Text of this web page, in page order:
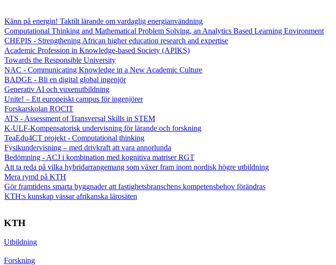
Känn på energin! Taktilt lärande om vardaglig energianvändning
Computational Thinking and Mathematical Problem Solving, an Analytics Based Learning Environment
CHEPIS - Strengthening African higher education research and expertise
Academic Profession in Knowledge-based Society (APIKS)
Towards the Responsible University
NAC - Communicating Knowledge in a New Academic Culture
BADGE - Bli en digital global ingenjör
Generativ AI och vuxenutbildning
Unite! – Ett europeiskt campus för ingenjörer
Forskarskolan ROCIT
ATS - Assessment of Transversal Skills in STEM
K-ULF-Kompensatorisk undervisning för lärande och forskning
TeaEdu4CT projekt - Computational thinking
Fysikundervisning – med drivkraft att vara annorlunda
Bedömning - ACJ i kombination med kognitiva matriser RGT
Att ta reda på vilka hybridarrangemang som växer fram inom nordisk högre utbildning
Mera rymd på KTH
Gör framtidens smarta byggnader att fastighetsbranschens kompetensbehov förändras
KTH:s kunskap vässar afrikanska lärosäten
KTH
Utbildning
Forskning